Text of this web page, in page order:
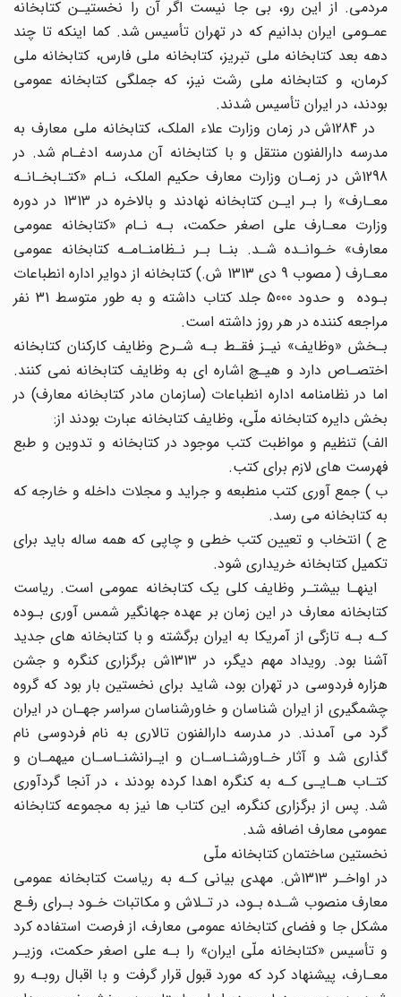
مردمی. از این رو، بی جا نیست اگر آن را نخستیـن کتابخانه
عمـومی ایران بدانیم که در تهران تأسیس شد. کما اینکه تا چند
دهه بعد کتابخانه ملی تبریز، کتابخانه ملی فارس، کتابخانه ملی
کرمان، و کتابخانه ملی رشت نیز، که جملگی کتابخانه عمومی
بودند، در ایران تأسیس شدند.
در 1284ش در زمان وزارت علاء الملک، کتابخانه ملی معارف به
مدرسه دارالفنون منتقل و با کتابخانه آن مدرسه ادغـام شد. در
1298ش در زمـان وزارت معارف حکیم الملک، نـام «کتـابخـانـه
معـارف» را بـر ایـن کتابخانه نهادند و بالاخره در 1313 در دوره
وزارت معـارف علی اصغر حکمت، بـه نـام «کتابخانه عمومی
معارف» خـوانـده شـد. بنـا بـر نـظامنـامـه کتابخانه عمومی
معـارف ( مصوب 9 دی 1313 ش.) کتابخانه از دوایر اداره انطباعات
بـوده و حدود 5000 جلد کتاب داشته و به طور متوسط 31 نفر
مراجعه کننده در هر روز داشته است.
بـخش «وظایف» نیـز فقـط بـه شـرح وظایف کارکنان کتابخانه
اختصـاص دارد و هیـچ اشاره ای به وظایف کتابخانه نمی کنند.
اما در نظامنامه اداره انطباعات (سازمان مادر کتابخانه معارف) در
بخش دایره کتابخانه ملّی، وظایف کتابخانه عبارت بودند از:
الف) تنظیم و مواظبت کتب موجود در کتابخانه و تدوین و طبع
فهرست های لازم برای کتب.
ب ) جمع آوری کتب منطبعه و جراید و مجلات داخله و خارجه که
به کتابخانه می رسد.
ج ) انتخاب و تعیین کتب خطی و چاپی که همه ساله باید برای
تکمیل کتابخانه خریداری شود.
اینهـا بیشتـر وظایف کلی یک کتابخانه عمومی است. ریاست
کتابخانه معارف در این زمان بر عهده جهانگیر شمس آوری بـوده
کـه بـه تازگی از آمریکا به ایران برگشته و با کتابخانه های جدید
آشنا بود. رویداد مهم دیگر، در 1313ش برگزاری کنگره و جشن
هزاره فردوسی در تهران بود، شاید برای نخستین بار بود که گروه
چشمگیری از ایران شناسان و خاورشناسان سراسر جهـان در ایران
گرد می آمدند. در مدرسه دارالفنون تالاری به نام فردوسی نام
گذاری شد و آثار خـاورشنـاسـان و ایـرانشنـاسـان میهمـان و
کتـاب هـایـی کـه به کنگره اهدا کرده بودند ، در آنجا گردآوری
شد. پس از برگزاری کنگره، این کتاب ها نیز به مجموعه کتابخانه
عمومی معارف اضافه شد.
نخستین ساختمان کتابخانه ملّی
در اواخـر 1313ش. مهدی بیانی کـه به ریاست کتابخانه عمومی
معارف منصوب شـده بـود، در تـلاش و مکاتبات خـود بـرای رفـع
مشکل جا و فضای کتابخانه عمومی معارف، از فرصت استفاده کرد
و تأسیس «کتابخانه ملّی ایران» را بـه علی اصغر حکمت، وزیـر
معـارف، پیشنهاد کرد که مورد قبول قرار گرفت و با اقبال روبـه رو